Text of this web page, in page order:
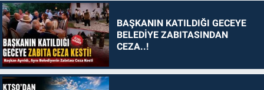
BAŞKANIN KATILDIĞI GECEYE
BELEDİYE ZABITASINDAN
CEZA..!